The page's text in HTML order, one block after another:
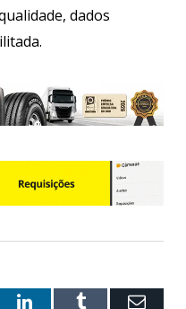
dados
LinkedInTumblr